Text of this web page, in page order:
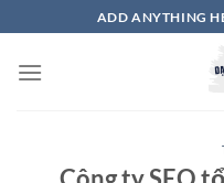
qua
nội
ADD ANYTHING